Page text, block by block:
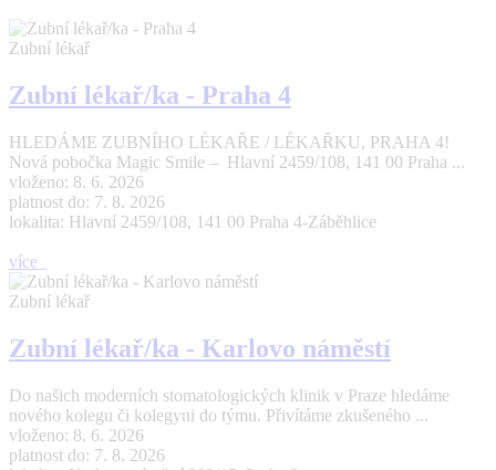
Zubní lékař
Zubní lékař/ka - Praha 4
HLEDÁME ZUBNÍHO LÉKAŘE / LÉKAŘKU, PRAHA 4!
Nová pobočka Magic Smile – Hlavní 2459/108, 141 00 Praha ...
vloženo: 8. 6. 2026
platnost do: 7. 8. 2026
lokalita: Hlavní 2459/108, 141 00 Praha 4-Záběhlice
více
Zubní lékař
Zubní lékař/ka - Karlovo náměstí
Do našich moderních stomatologických klinik v Praze hledáme
nového kolegu či kolegyni do týmu. Přivítáme zkušeného ...
vloženo: 8. 6. 2026
platnost do: 7. 8. 2026